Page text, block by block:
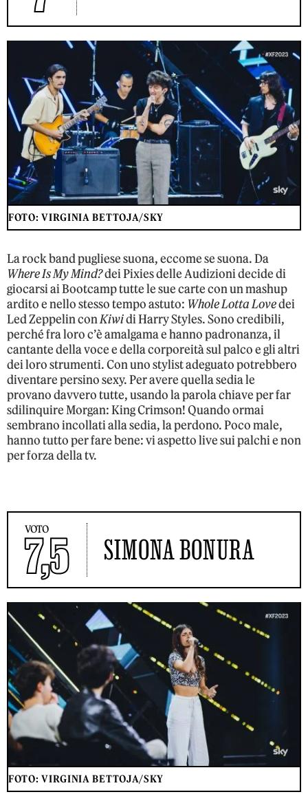
FOTO: VIRGINIA BETTOJA/SKY
La rock band pugliese suona, eccome se suona. Da
Where Is My Mind?dei Pixies delle Audizioni decide di
giocarsi ai Bootcamp tutte le sue carte con un mashup
ardito e nello stesso tempo astuto: Whole Lotta Lovedei
Led Zeppelin conKiwidi Harry Styles. Sono credibili,
perché fra loro c’è amalgama e hanno padronanza, il
cantante della voce e della corporeità sul palco e gli altri
dei loro strumenti. Con uno stylist adeguato potrebbero
diventare persino sexy. Per avere quella sedia le
provano davvero tutte, usando la parola chiave per far
sdilinquire Morgan: King Crimson! Quando ormai
sembrano incollati alla sedia, la perdono. Poco male,
hanno tutto per fare bene: vi aspetto live sui palchi e non
per forza della tv.
VOTO
7,5 SIMONA BONURA
FOTO: VIRGINIA BETTOJA/SKY